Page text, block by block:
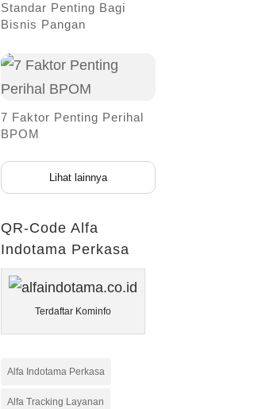
Standar Penting Bagi
Bisnis Pangan
7 Faktor Penting Perihal
BPOM
Lihat lainnya
QR-Code Alfa
Indotama Perkasa
Terdaftar Kominfo
Alfa Indotama Perkasa
Alfa Tracking Layanan